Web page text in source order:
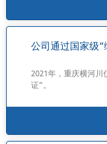
公司通过国家级
2021年，重庆横河川
证”。